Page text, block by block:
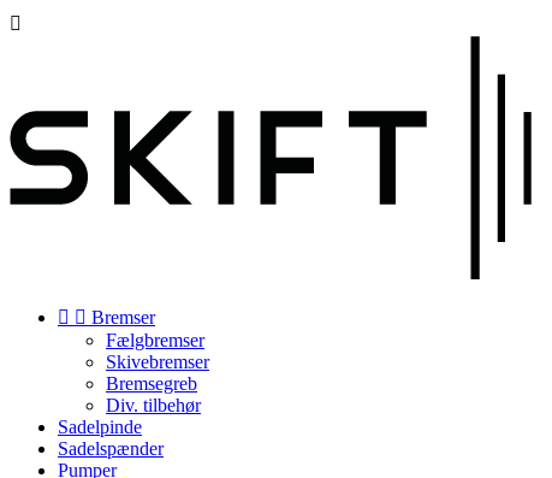

  Bremser
Fælgbremser
Skivebremser
Bremsegreb
Div. tilbehør
Sadelpinde
Sadelspænder
Pumper